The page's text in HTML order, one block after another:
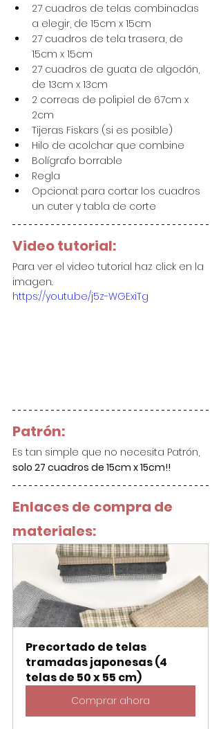
27 cuadros de telas combinadas
a elegir, de 15cm x 15cm
27 cuadros de tela trasera, de
15cm x 15cm
27 cuadros de guata de algodón,
de 13cm x 13cm
2 correas de polipiel de 67cm x
2cm
Tijeras Fiskars (si es posible)
Hilo de acolchar que combine
Bolígrafo borrable
Regla
Opcional: para cortar los cuadros
un cuter y tabla de corte
Video tutorial:
Para ver el video tutorial haz click en la
imagen.
https://youtu.be/j5z-WGExiTg
Patrón:
Es tan simple que no necesita Patrón,
solo 27 cuadros de 15cm x 15cm!!
Enlaces de compra de
materiales:
Precortado de telas
tramadas japonesas (4
telas de 50 x 55 cm)
Comprar ahora